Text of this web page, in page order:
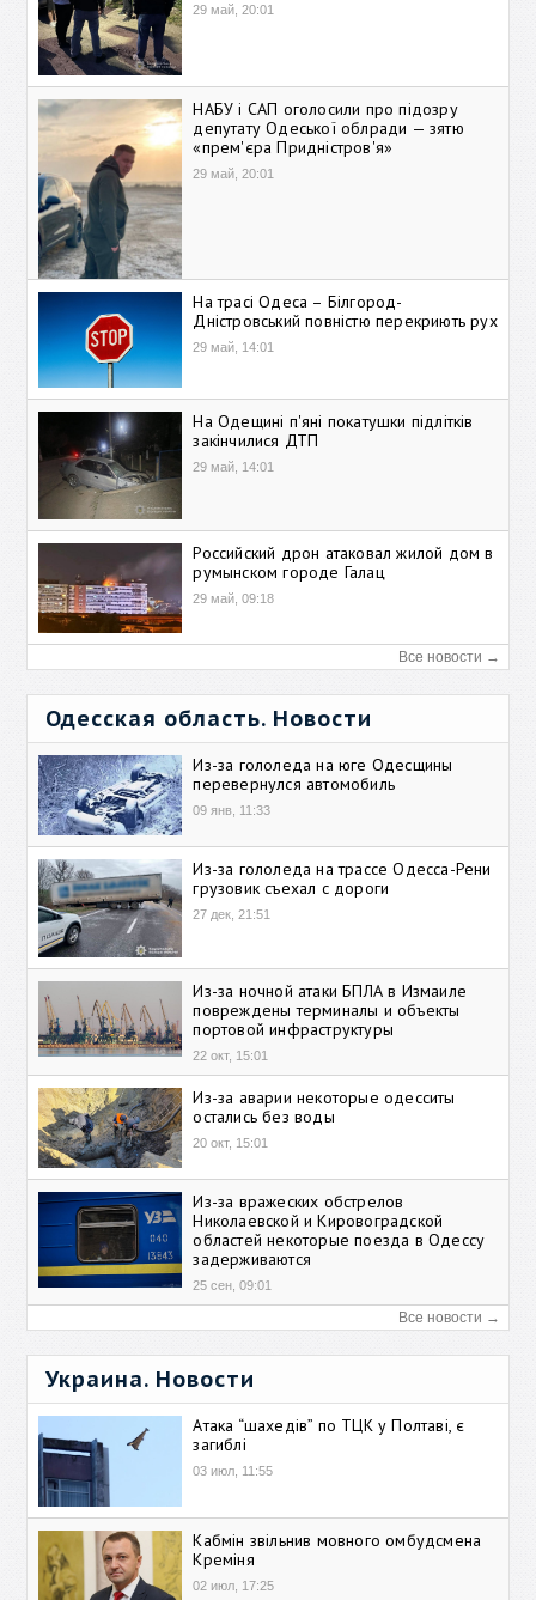
29 май, 20:01
НАБУ і САП оголосили про підозру
депутату Одеської облради — зятю
«прем'єра Придністров'я»
29 май, 20:01
На трасі Одеса – Білгород-
Дністровський повністю перекриють рух
29 май, 14:01
На Одещині п'яні покатушки підлітків
закінчилися ДТП
29 май, 14:01
Российский дрон атаковал жилой дом в
румынском городе Галац
29 май, 09:18
Все новости →
Одесская область. Новости
Из-за гололеда на юге Одесщины
перевернулся автомобиль
09 янв, 11:33
Из-за гололеда на трассе Одесса-Рени
грузовик съехал с дороги
27 дек, 21:51
Из-за ночной атаки БПЛА в Измаиле
повреждены терминалы и объекты
портовой инфраструктуры
22 окт, 15:01
Из-за аварии некоторые одесситы
остались без воды
20 окт, 15:01
Из-за вражеских обстрелов
Николаевской и Кировоградской
областей некоторые поезда в Одессу
задерживаются
25 сен, 09:01
Все новости →
Украина. Новости
Атака “шахедів” по ТЦК у Полтаві, є
загиблі
03 июл, 11:55
Кабмін звільнив мовного омбудсмена
Креміня
02 июл, 17:25